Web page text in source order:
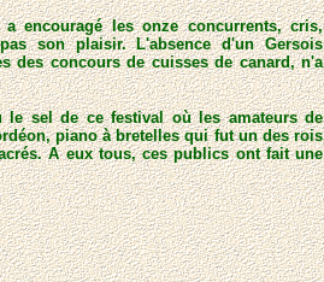
encouragé les onze concurrents, cris,
son plaisir. L'absence d'un Gersois
des concours de cuisses de canard, n'a
sel de ce festival où les amateurs de
piano à bretelles qui fut un des rois
A eux tous, ces publics ont fait une